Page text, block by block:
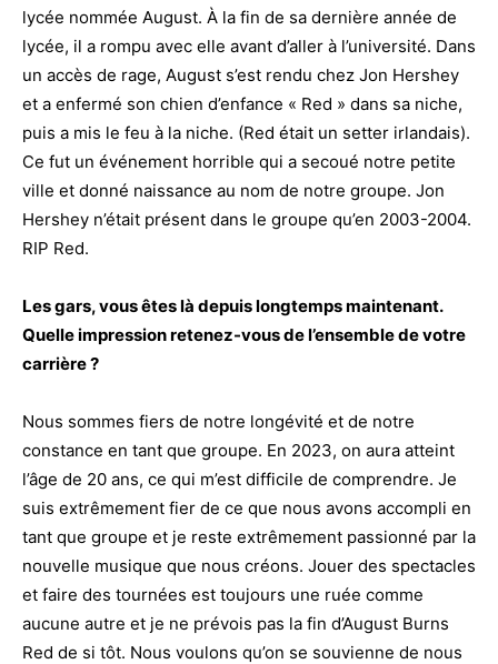
lycée nommée August. À la fin de sa dernière année de
lycée, il a rompu avec elle avant d’aller à l’université. Dans
un accès de rage, August s’est rendu chez Jon Hershey
et a enfermé son chien d’enfance « Red » dans sa niche,
puis a mis le feu à la niche. (Red était un setter irlandais).
Ce fut un événement horrible qui a secoué notre petite
ville et donné naissance au nom de notre groupe. Jon
Hershey n’était présent dans le groupe qu’en 2003-2004.
RIP Red.
Les gars, vous êtes là depuis longtemps maintenant.
Quelle impression retenez-vous de l’ensemble de votre
carrière ?
Nous sommes fiers de notre longévité et de notre
constance en tant que groupe. En 2023, on aura atteint
l’âge de 20 ans, ce qui m’est difficile de comprendre. Je
suis extrêmement fier de ce que nous avons accompli en
tant que groupe et je reste extrêmement passionné par la
nouvelle musique que nous créons. Jouer des spectacles
et faire des tournées est toujours une ruée comme
aucune autre et je ne prévois pas la fin d’August Burns
Red de si tôt. Nous voulons qu’on se souvienne de nous